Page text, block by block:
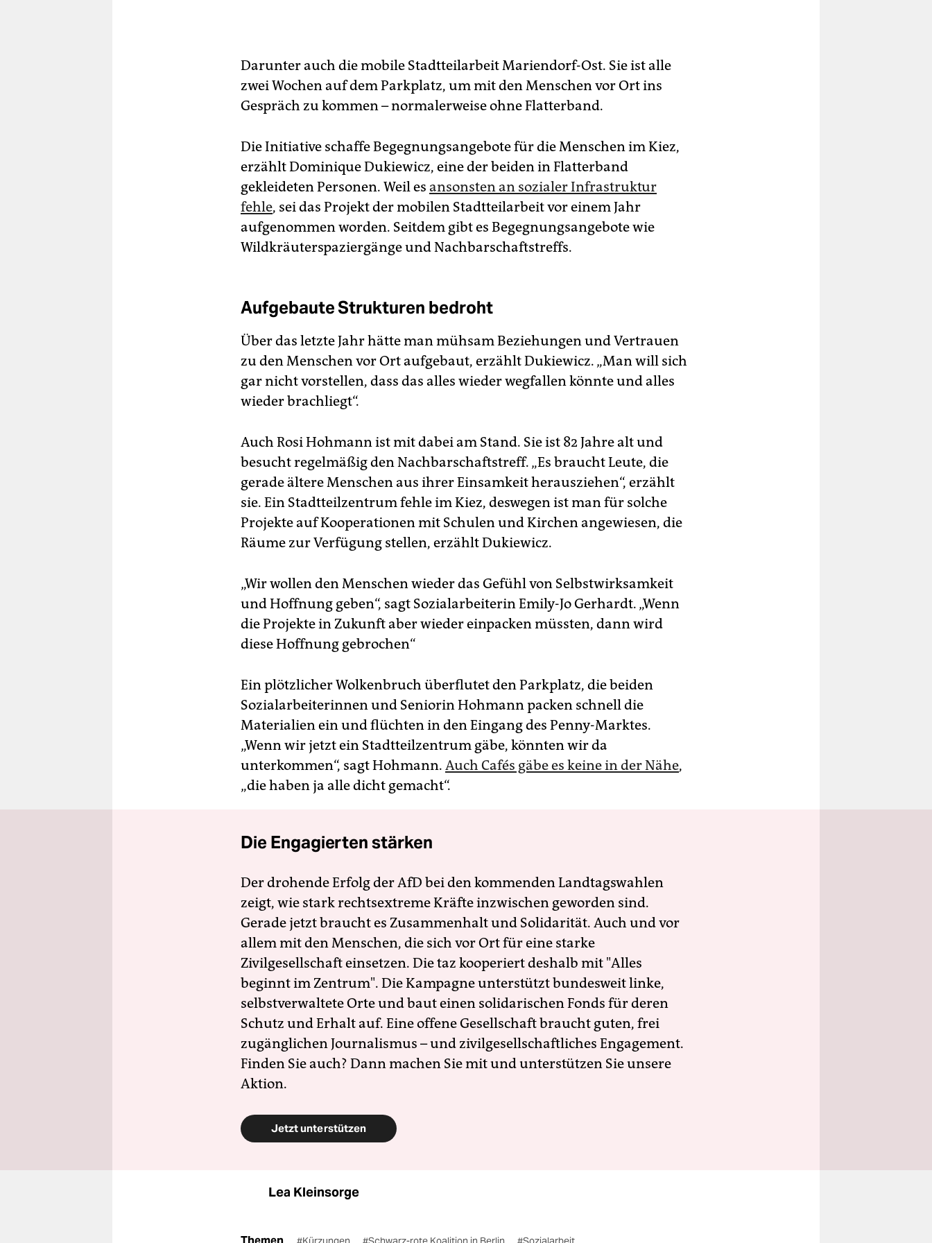
Darunter auch die mobile Stadtteilarbeit Mariendorf-Ost. Sie ist alle
zwei Wochen auf dem Parkplatz, um mit den Menschen vor Ort ins
Gespräch zu kommen – normalerweise ohne Flatterband.
Die Initiative schaffe Begegnungsangebote für die Menschen im Kiez,
erzählt Dominique Dukiewicz, eine der beiden in Flatterband
gekleideten Personen. Weil es ansonsten an sozialer Infrastruktur
fehle, sei das Projekt der mobilen Stadtteilarbeit vor einem Jahr
aufgenommen worden. Seitdem gibt es Begegnungsangebote wie
Wildkräuterspaziergänge und Nachbarschaftstreffs.
Aufgebaute Strukturen bedroht
Über das letzte Jahr hätte man mühsam Beziehungen und Vertrauen
zu den Menschen vor Ort aufgebaut, erzählt Dukiewicz. „Man will sich
gar nicht vorstellen, dass das alles wieder wegfallen könnte und alles
wieder brachliegt“.
Auch Rosi Hohmann ist mit dabei am Stand. Sie ist 82 Jahre alt und
besucht regelmäßig den Nachbarschaftstreff. „Es braucht Leute, die
gerade ältere Menschen aus ihrer Einsamkeit herausziehen“, erzählt
sie. Ein Stadtteilzentrum fehle im Kiez, deswegen ist man für solche
Projekte auf Kooperationen mit Schulen und Kirchen angewiesen, die
Räume zur Verfügung stellen, erzählt Dukiewicz.
„Wir wollen den Menschen wieder das Gefühl von Selbstwirksamkeit
und Hoffnung geben“, sagt Sozialarbeiterin Emily-Jo Gerhardt. „Wenn
die Projekte in Zukunft aber wieder einpacken müssten, dann wird
diese Hoffnung gebrochen“
Ein plötzlicher Wolkenbruch überflutet den Parkplatz, die beiden
Sozialarbeiterinnen und Seniorin Hohmann packen schnell die
Materialien ein und flüchten in den Eingang des Penny-Marktes.
„Wenn wir jetzt ein Stadtteilzentrum gäbe, könnten wir da
unterkommen“, sagt Hohmann. Auch Cafés gäbe es keine in der Nähe,
„die haben ja alle dicht gemacht“.
Die Engagierten stärken
Der drohende Erfolg der AfD bei den kommenden Landtagswahlen
zeigt, wie stark rechtsextreme Kräfte inzwischen geworden sind.
Gerade jetzt braucht es Zusammenhalt und Solidarität. Auch und vor
allem mit den Menschen, die sich vor Ort für eine starke
Zivilgesellschaft einsetzen. Die taz kooperiert deshalb mit "Alles
beginnt im Zentrum". Die Kampagne unterstützt bundesweit linke,
selbstverwaltete Orte und baut einen solidarischen Fonds für deren
Schutz und Erhalt auf. Eine offene Gesellschaft braucht guten, frei
zugänglichen Journalismus – und zivilgesellschaftliches Engagement.
Finden Sie auch? Dann machen Sie mit und unterstützen Sie unsere
Aktion.
Jetzt unterstützen
Lea Kleinsorge